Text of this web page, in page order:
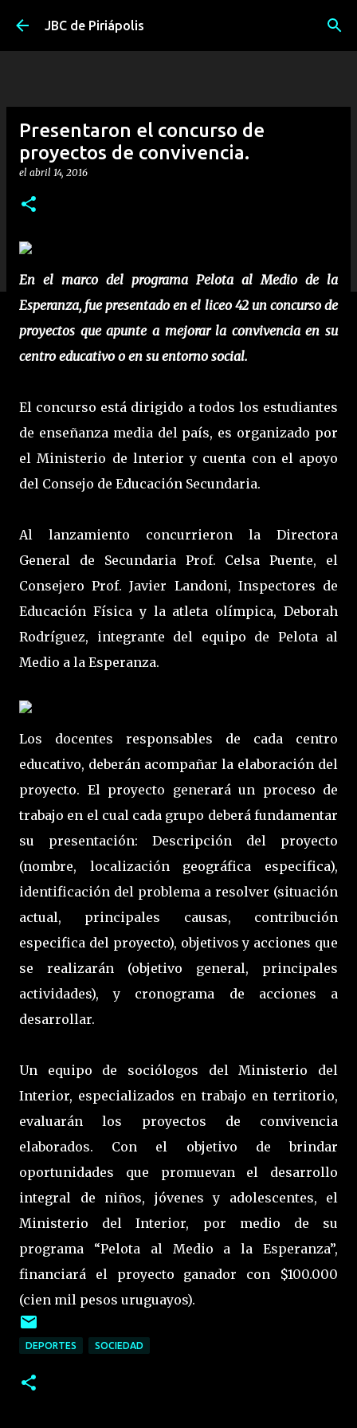
Ir al contenido principal
JBC de Piriápolis
Presentaron el concurso de
proyectos de convivencia.
el abril 14, 2016
En el marco del programa Pelota al Medio de la
Esperanza, fue presentado en el liceo 42 un concurso de
proyectos que apunte a mejorar la convivencia en su
centro educativo o en su entorno social.
El concurso está dirigido a todos los estudiantes
de enseñanza media del país, es organizado por
el Ministerio de lnterior y cuenta con el apoyo
del Consejo de Educación Secundaria.
Al lanzamiento concurrieron la Directora
General de Secundaria Prof. Celsa Puente, el
Consejero Prof. Javier Landoni, Inspectores de
Educación Física y la atleta olímpica, Deborah
Rodríguez, integrante del equipo de Pelota al
Medio a la Esperanza.
Los docentes responsables de cada centro
educativo, deberán acompañar la elaboración del
proyecto. El proyecto generará un proceso de
trabajo en el cual cada grupo deberá fundamentar
su presentación: Descripción del proyecto
(nombre, localización geográfica especifica),
identificación del problema a resolver (situación
actual, principales causas, contribución
especifica del proyecto), objetivos y acciones que
se realizarán (objetivo general, principales
actividades), y cronograma de acciones a
desarrollar.
Un equipo de sociólogos del Ministerio del
Interior, especializados en trabajo en territorio,
evaluarán los proyectos de convivencia
elaborados. Con el objetivo de brindar
oportunidades que promuevan el desarrollo
integral de niños, jóvenes y adolescentes, el
Ministerio del Interior, por medio de su
programa “Pelota al Medio a la Esperanza”,
financiará el proyecto ganador con $100.000
(cien mil pesos uruguayos).
DEPORTES SOCIEDAD